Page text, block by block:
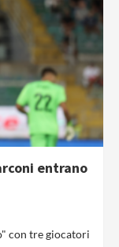
entrano
con tre giocatori